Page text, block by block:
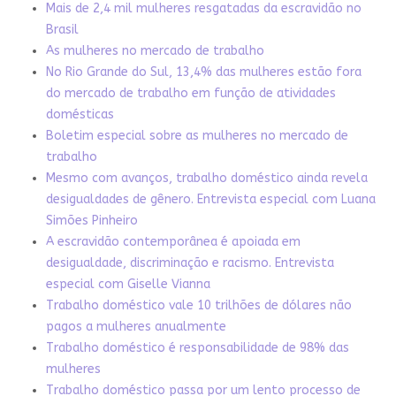
Mais de 2,4 mil mulheres resgatadas da escravidão no
Brasil
As mulheres no mercado de trabalho
No Rio Grande do Sul, 13,4% das mulheres estão fora
do mercado de trabalho em função de atividades
domésticas
Boletim especial sobre as mulheres no mercado de
trabalho
Mesmo com avanços, trabalho doméstico ainda revela
desigualdades de gênero. Entrevista especial com Luana
Simões Pinheiro
A escravidão contemporânea é apoiada em
desigualdade, discriminação e racismo. Entrevista
especial com Giselle Vianna
Trabalho doméstico vale 10 trilhões de dólares não
pagos a mulheres anualmente
Trabalho doméstico é responsabilidade de 98% das
mulheres
Trabalho doméstico passa por um lento processo de